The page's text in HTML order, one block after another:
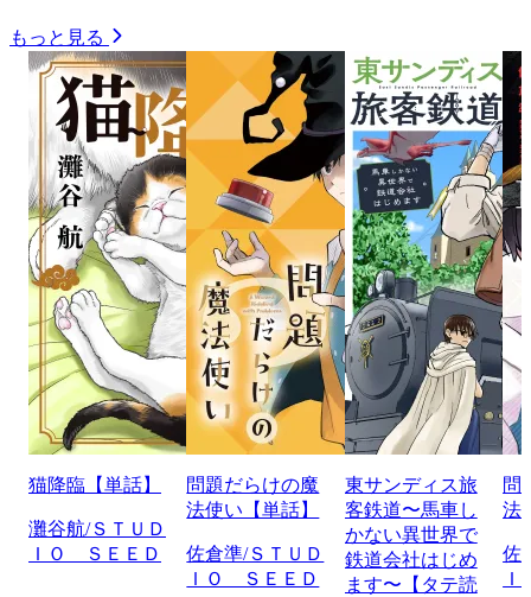
もっと見る
猫降臨【単話】
灘谷航/ＳＴＵＤ
ＩＯ ＳＥＥＤ
問題だらけの魔
法使い【単話】
佐倉準/ＳＴＵＤ
ＩＯ ＳＥＥＤ
東サンディス旅
客鉄道〜馬車し
かない異世界で
鉄道会社はじめ
ます〜【タテ読
問
法
佐